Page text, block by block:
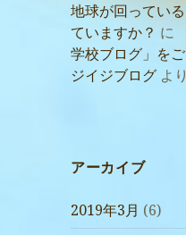
地球が回ってい
ていますか？ に
学校ブログ」を
ジイジブログ より
アーカイブ
2019年3月 (6)